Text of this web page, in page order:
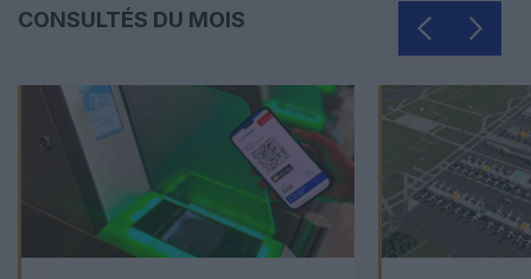
CONSULTÉS DU MOIS